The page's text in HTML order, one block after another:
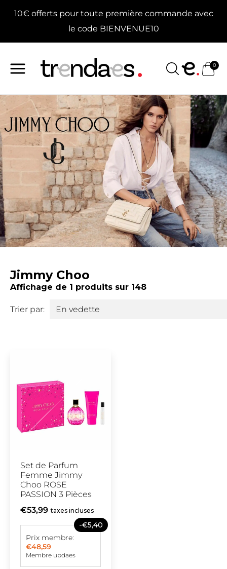
10€ offerts pour toute première commande avec
le code BIENVENUE10
0
Jimmy Choo
Affichage de 1 produits sur 148
Trier par:
Set de Parfum
Femme Jimmy
Choo ROSE
PASSION 3 Pièces
€53,99 taxes incluses
-€5,40
Prix membre:
€48,59
Membre updaes